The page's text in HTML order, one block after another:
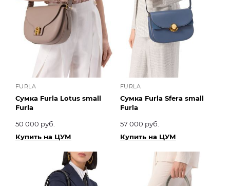
FURLA
Сумка Furla Lotus small
Furla
50 000 руб.
Купить на ЦУМ
FURLA
Сумка Furla Sfera small
Furla
57 000 руб.
Купить на ЦУМ